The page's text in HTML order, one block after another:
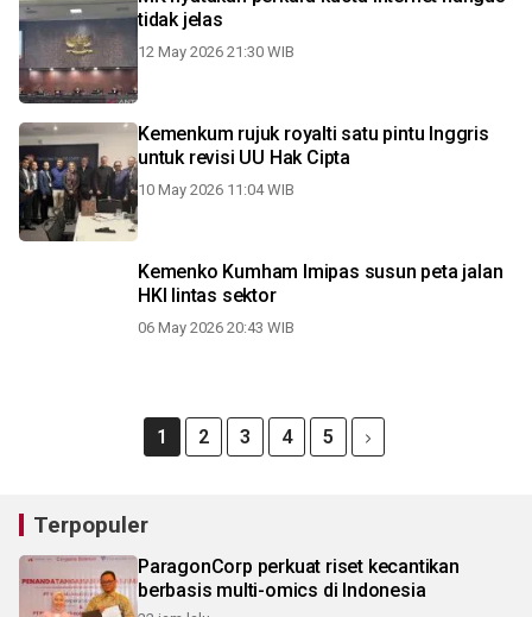
tidak jelas
12 May 2026 21:30 WIB
Kemenkum rujuk royalti satu pintu Inggris
untuk revisi UU Hak Cipta
10 May 2026 11:04 WIB
Kemenko Kumham Imipas susun peta jalan
HKI lintas sektor
06 May 2026 20:43 WIB
1 2 3 4 5
Terpopuler
ParagonCorp perkuat riset kecantikan
berbasis multi-omics di Indonesia